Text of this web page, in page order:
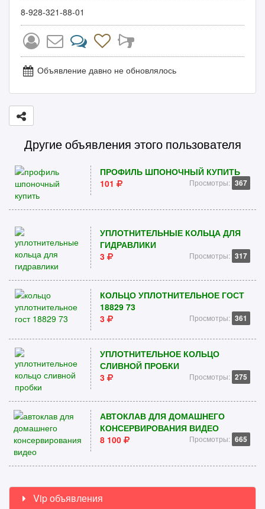
8-928-321-88-01
Объявление давно не обновлялось
Другие объявления этого пользователя
ПРОФИЛЬ ШПОНОЧНЫЙ КУПИТЬ
101
Просмотры: 367
УПЛОТНИТЕЛЬНЫЕ КОЛЬЦА ДЛЯ
ГИДРАВЛИКИ
3
Просмотры: 317
КОЛЬЦО УПЛОТНИТЕЛЬНОЕ ГОСТ
18829 73
3
Просмотры: 361
УПЛОТНИТЕЛЬНОЕ КОЛЬЦО
СЛИВНОЙ ПРОБКИ
3
Просмотры: 275
АВТОКЛАВ ДЛЯ ДОМАШНЕГО
КОНСЕРВИРОВАНИЯ ВИДЕО
8 100
Просмотры: 665
Vip объявления